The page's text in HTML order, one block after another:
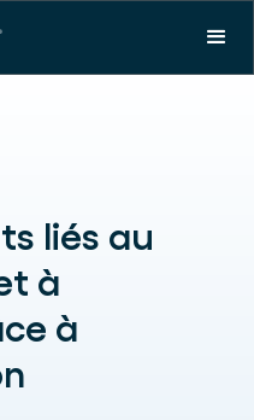
liés au
à
à